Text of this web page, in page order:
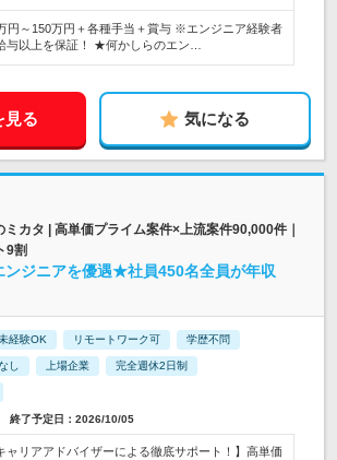
円～150万円＋各種手当＋賞与 ※エンジニア経験者
与以上を保証！ ★何かしらのエン…
見る 気になる
カタ | 高単価プライム案件×上流案件90,000件｜
9割
ジニアを優遇★社員450名全員が年収
経験OK リモートワーク可 学歴不問
し 上場企業 完全週休2日制
終了予定日：2026/10/05
ャリアアドバイザーによる徹底サポート！】高単価